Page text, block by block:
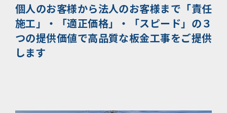
個人のお客様から法人のお客様まで 「責任
施工」・「適正価格」・「スピード」の３
つの提供価値で高品質な板金工事をご提供
します